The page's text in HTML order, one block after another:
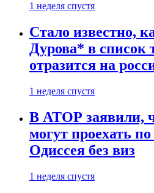
1 неделя спустя
Стало известно,
Дурова* в список
отразится на
1 неделя спустя
В АТОР заявили,
могут проехать
Одиссея без виз
1 неделя спустя